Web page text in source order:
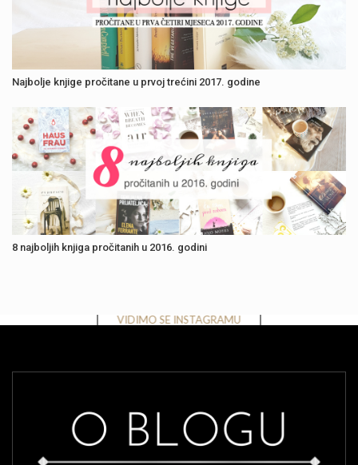
Najbolje knjige pročitane u prvoj trećini 2017. godine
8 najboljih knjiga pročitanih u 2016. godini
VIDIMO SE INSTAGRAMU
Instagram has returned invalid data.